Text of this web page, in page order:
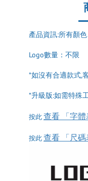
產品資訊:所有顏
Logo數量：不限
*如沒有合適款式,
*升級版:如需特殊
按此查看 「字體
按此查看 「尺碼